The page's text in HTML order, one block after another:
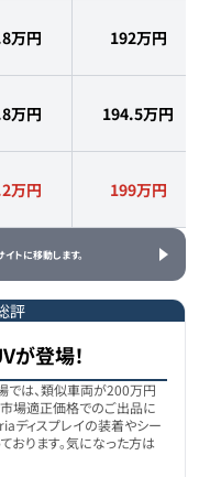
万円 192万円
万円 194.5万円
万円 199万円
トに移動します。
評
が登場！
では、類似車両が200万円
場適正価格でのご出品に
ディスプレイの装着やシー
おります。気になった方は